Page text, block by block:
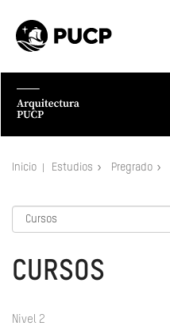
Inicio Estudios Pregrado
CURSOS
Nivel 2